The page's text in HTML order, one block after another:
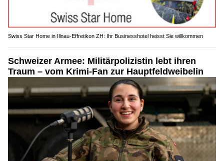
Swiss Star Home in Illnau-Effretikon ZH: Ihr Businesshotel heisst Sie willkommen
Schweizer Armee: Militärpolizistin lebt ihren
Traum – vom Krimi-Fan zur Hauptfeldweibelin